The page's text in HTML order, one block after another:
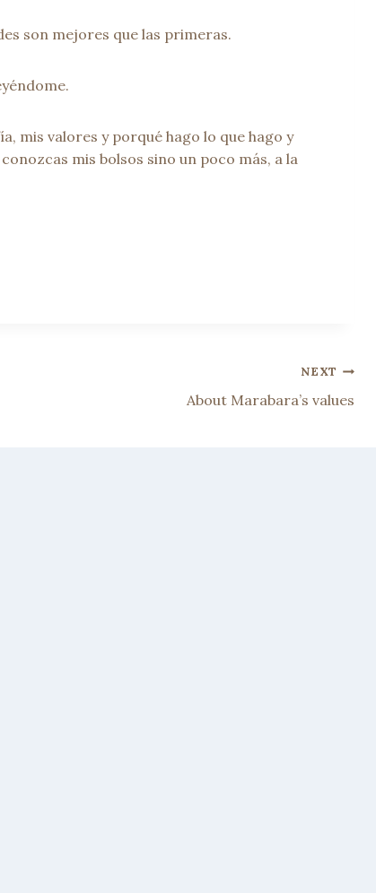
son mejores que las primeras.
mis valores y porqué hago lo que hago y
mis bolsos sino un poco más, a la
NEXT
About Marabara’s values